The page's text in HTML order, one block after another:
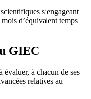
s’engageant
d’équivalent temps
GIEC
à chacun de ses
relatives au